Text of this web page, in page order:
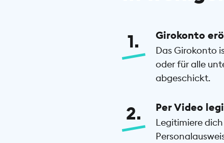
1 Girokonto
Das Girokonto
oder für alle
abgeschickt.
2 Per Video
Legitimiere